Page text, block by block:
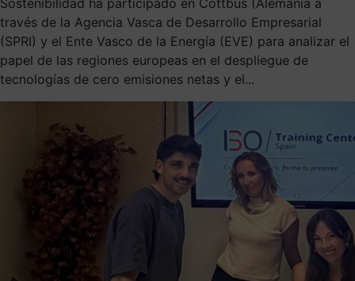
través de la Agencia Vasca de Desarrollo Empresarial
(SPRI) y el Ente Vasco de la Energía (EVE) para analizar el
papel de las regiones europeas en el despliegue de
tecnologías de cero emisiones netas y el...